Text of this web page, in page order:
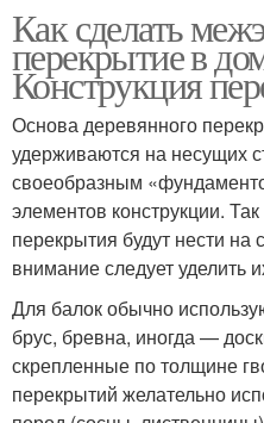
Как сделать
перекрытие в
Конструкция
Основа деревянного
удерживаются на несущих
своеобразным
элементов конструкции.
перекрытия будут нести на
внимание следует уделить
Для балок обычно
брус, бревна, иногда —
скрепленные по толщине
перекрытий желательно